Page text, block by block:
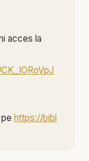
acces la
pehttps://bibl